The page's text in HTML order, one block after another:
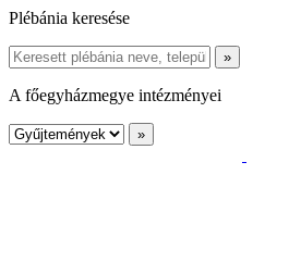
Plébánia keresése
A főegyházmegye intézményei